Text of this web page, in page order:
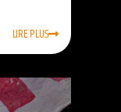
LIRE PLUS